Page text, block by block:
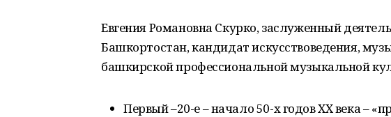
Евгения Романовна Скурко, заслуженный
Башкортостан, кандидат искусствоведения,
башкирской профессиональной музыкальной
Первый –20-е – начало 50-х годов XX века –